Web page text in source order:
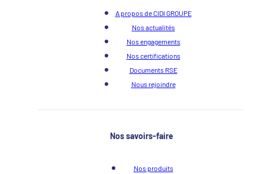
A propos de CIDI GROUPE
Nos actualités
Nos engagements
Nos certifications
Documents RSE
Nous rejoindre
Nos savoirs-faire
Nos produits